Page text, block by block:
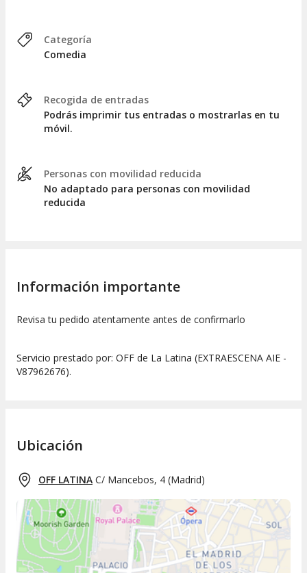
Categoría
Comedia
Recogida de entradas
Podrás imprimir tus entradas o mostrarlas en tu
móvil.
Personas con movilidad reducida
No adaptado para personas con movilidad
reducida
Información importante
Revisa tu pedido atentamente antes de confirmarlo
Servicio prestado por: OFF de La Latina (EXTRAESCENA AIE -
V87962676).
Ubicación
OFF LATINA C/ Mancebos, 4 (Madrid)